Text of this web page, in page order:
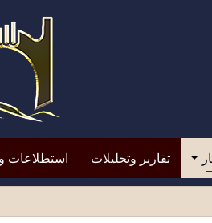
تقارير وتحليلات استطلاعات
التسرع في التعيين يعيد الأزمة